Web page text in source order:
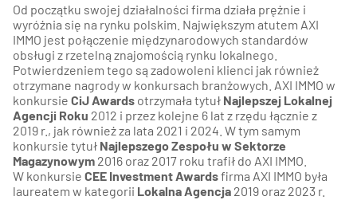
Od początku swojej działalności firma działa prężnie i
wyróżnia się na rynku polskim. Największym atutem AXI
IMMO jest połączenie międzynarodowych standardów
obsługi z rzetelną znajomością rynku lokalnego.
Potwierdzeniem tego są zadowoleni klienci jak również
otrzymane nagrody w konkursach branżowych. AXI IMMO w
konkursie CiJ Awards otrzymała tytuł Najlepszej Lokalnej
Agencji Roku 2012 i przez kolejne 6 lat z rzędu łącznie z
2019 r., jak również za lata 2021 i 2024. W tym samym
konkursie tytuł Najlepszego Zespołu w Sektorze
Magazynowym 2016 oraz 2017 roku trafił do AXI IMMO.
W konkursie CEE Investment Awardsfirma AXI IMMO była
laureatem w kategorii Lokalna Agencja 2019 oraz 2023 r.